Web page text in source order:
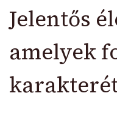
Jelentős
amelyek